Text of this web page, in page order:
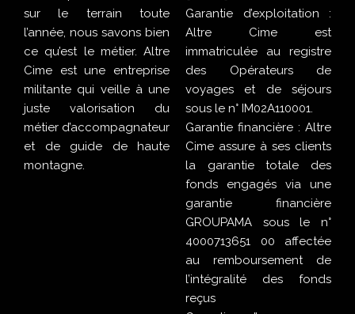
sur le terrain toute
l’année, nous savons bien
ce qu’est le métier. Altre
Cime est une entreprise
militante qui veille à une
juste valorisation du
métier d’accompagnateur
et de guide de haute
montagne.
Garantie d’exploitation :
Altre Cime est
immatriculée au registre
des Opérateurs de
voyages et de séjours
sous le n° IM02A110001.
Garantie financière : Altre
Cime assure à ses clients
la garantie totale des
fonds engagés via une
garantie financière
GROUPAMA sous le n°
4000713651 00 affectée
au remboursement de
l’intégralité des fonds
reçus